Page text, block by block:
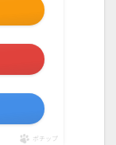
ポチップ